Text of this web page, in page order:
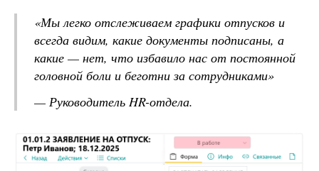
«Мы легко отслеживаем графики отпусков и
всегда видим, какие документы подписаны, а
какие — нет, что избавило нас от постоянной
головной боли и беготни за сотрудниками»
— Руководитель HR-отдела.